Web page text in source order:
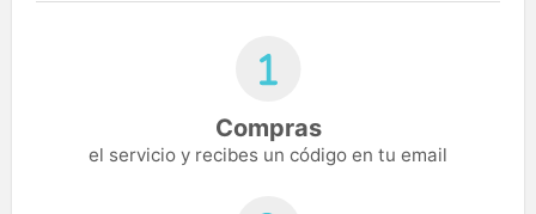
Compras
el servicio y recibes un código en tu email